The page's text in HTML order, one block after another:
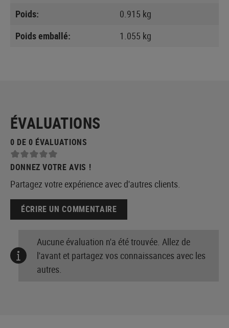
Poids:
0.915 kg
Poids emballé:
1.055 kg
ÉVALUATIONS
0 DE 0 ÉVALUATIONS
DONNEZ VOTRE AVIS !
Partagez votre expérience avec d'autres clients.
ÉCRIRE UN COMMENTAIRE
Aucune évaluation n'a été trouvée. Allez de
l'avant et partagez vos connaissances avec les
autres.